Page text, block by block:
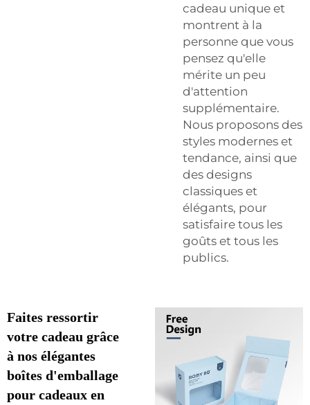
cadeau unique et
montrent à la
personne que vous
pensez qu'elle
mérite un peu
d'attention
supplémentaire.
Nous proposons des
styles modernes et
tendance, ainsi que
des designs
classiques et
élégants, pour
satisfaire tous les
goûts et tous les
publics.
Faites ressortir
votre cadeau grâce
à nos élégantes
boîtes d'emballage
pour cadeaux en